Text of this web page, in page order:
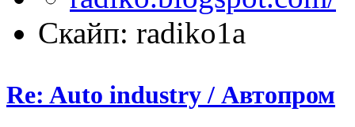
Скайп: radiko1a
Re: Auto industry / Автопром